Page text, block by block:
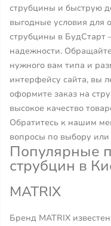
струбцины и быструю
выгодные условия для
струбцины в БудСтарт
надежности.
нужного вам типа и
интерфейсу сайта, вы
оформите заказ на
высокое качество
Обратитесь к нашим
вопросы по выбору
Популярные
струбцин в
MATRIX
Бренд MATRIX